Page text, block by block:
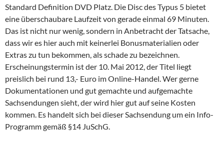
Standard Definition DVD Platz. Die Disc des Typus 5 bietet
eine überschaubare Laufzeit von gerade einmal 69 Minuten.
Das ist nicht nur wenig, sondern in Anbetracht der Tatsache,
dass wir es hier auch mit keinerlei Bonusmaterialien oder
Extras zu tun bekommen, als schade zu bezeichnen.
Erscheinungstermin ist der 10. Mai 2012, der Titel liegt
preislich bei rund 13,- Euro im Online-Handel. Wer gerne
Dokumentationen und gut gemachte und aufgemachte
Sachsendungen sieht, der wird hier gut auf seine Kosten
kommen. Es handelt sich bei dieser Sachsendung um ein Info-
Programm gemäß §14 JuSchG.